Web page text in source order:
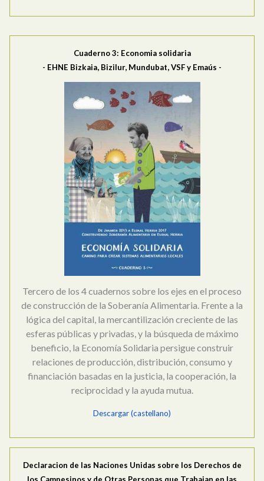
Cuaderno 3: Economia solidaria
- EHNE Bizkaia, Bizilur, Mundubat, VSF y Emaús -
Tercero de los 4 cuadernos sobre los ejes en el proceso
de construcción de la Soberanía Alimentaria. Frente a la
lógica del capital, la mercantilización creciente de las
esferas públicas y privadas, y la búsqueda de máximo
beneficio, la Economía Solidaria persigue construir
relaciones de producción, distribución, consumo y
financiación basadas en la justicia, la cooperación, la
reciprocidad y la ayuda mutua.
Descargar (castellano)
Declaracion de las Naciones Unidas sobre los Derechos de